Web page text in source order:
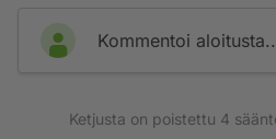
Kommentoi
Ketjusta on poistettu 4